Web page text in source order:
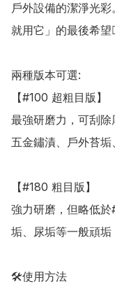
戶外設備的潔淨光
就用它」的最後希望
兩種版本可選:
【#100 超粗目版】
最強研磨力，可刮除
五金鏽漬、戶外苔垢
【#180 粗目版】
強力研磨，但略低
垢、尿垢等一般頑垢
🛠️使用方法